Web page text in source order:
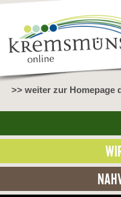
>> weiter zur Homepage